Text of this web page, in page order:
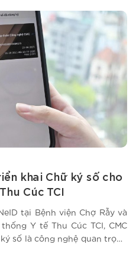
khai Chữ ký số cho
Cúc TCI
tại Bệnh viện Chợ Rẫy và
Y tế Thu Cúc TCI, CMC
số là công nghệ quan trọng